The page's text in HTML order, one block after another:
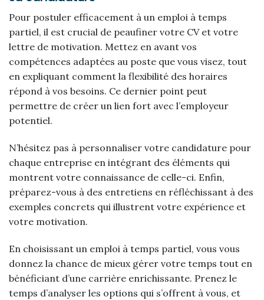
Pour postuler efficacement à un emploi à temps
partiel, il est crucial de peaufiner votre CV et votre
lettre de motivation. Mettez en avant vos
compétences adaptées au poste que vous visez, tout
en expliquant comment la flexibilité des horaires
répond à vos besoins. Ce dernier point peut
permettre de créer un lien fort avec l’employeur
potentiel.
N’hésitez pas à personnaliser votre candidature pour
chaque entreprise en intégrant des éléments qui
montrent votre connaissance de celle-ci. Enfin,
préparez-vous à des entretiens en réfléchissant à des
exemples concrets qui illustrent votre expérience et
votre motivation.
En choisissant un emploi à temps partiel, vous vous
donnez la chance de mieux gérer votre temps tout en
bénéficiant d’une carrière enrichissante. Prenez le
temps d’analyser les options qui s’offrent à vous, et